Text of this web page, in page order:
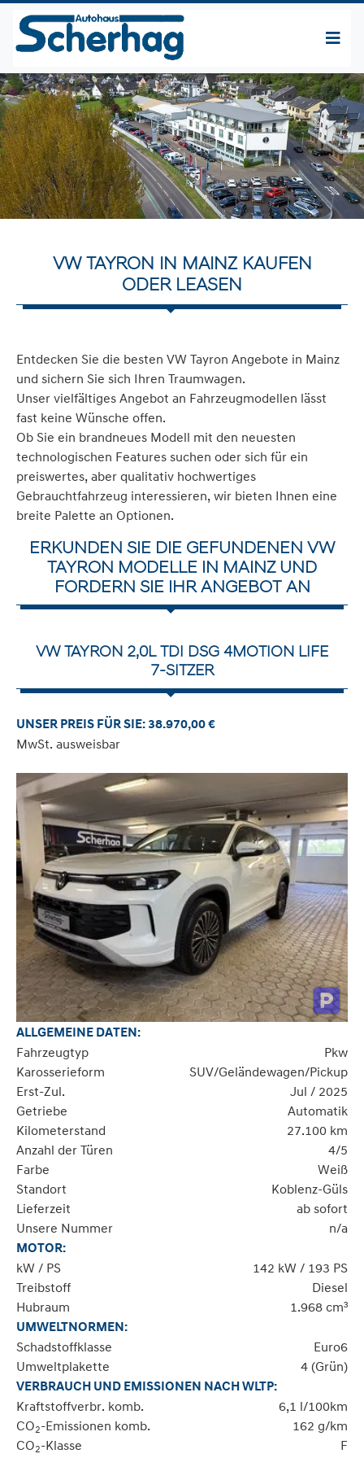
VW TAYRON IN MAINZ KAUFEN
ODER LEASEN
Entdecken Sie die besten VW Tayron Angebote in Mainz
und sichern Sie sich Ihren Traumwagen.
Unser vielfältiges Angebot an Fahrzeugmodellen lässt
fast keine Wünsche offen.
Ob Sie ein brandneues Modell mit den neuesten
technologischen Features suchen oder sich für ein
preiswertes, aber qualitativ hochwertiges
Gebrauchtfahrzeug interessieren, wir bieten Ihnen eine
breite Palette an Optionen.
ERKUNDEN SIE DIE GEFUNDENEN VW
TAYRON MODELLE IN MAINZ UND
FORDERN SIE IHR ANGEBOT AN
VW TAYRON 2,0L TDI DSG 4MOTION LIFE
7-SITZER
UNSER PREIS FÜR SIE: 38.970,00 €
MwSt. ausweisbar
ALLGEMEINE DATEN:
Fahrzeugtyp
Pkw
Karosserieform
SUV/Geländewagen/Pickup
Erst-Zul.
Jul / 2025
Getriebe
Automatik
Kilometerstand
27.100 km
Anzahl der Türen
4/5
Farbe
Weiß
Standort
Koblenz-Güls
Lieferzeit
ab sofort
Unsere Nummer
n/a
MOTOR:
kW / PS
142 kW / 193 PS
Treibstoff
Diesel
Hubraum
1.968 cm³
UMWELTNORMEN:
Schadstoffklasse
Euro6
Umweltplakette
4 (Grün)
VERBRAUCH UND EMISSIONEN NACH WLTP:
Kraftstoffverbr. komb.
6,1 l/100km
CO2-Emissionen komb.
162 g/km
CO2-Klasse F